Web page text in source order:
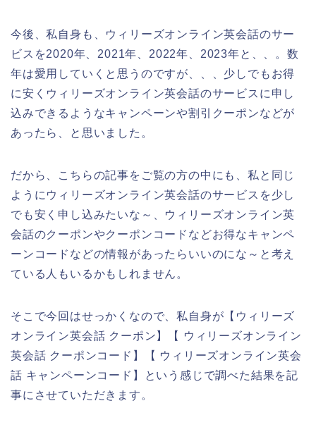
今後、私自身も、ウィリーズオンライン英会話のサー
ビスを2020年、2021年、2022年、2023年と、、。数
年は愛用していくと思うのですが、、、少しでもお得
に安くウィリーズオンライン英会話のサービスに申し
込みできるようなキャンペーンや割引クーポンなどが
あったら、と思いました。
だから、こちらの記事をご覧の方の中にも、私と同じ
ようにウィリーズオンライン英会話のサービスを少し
でも安く申し込みたいな～、ウィリーズオンライン英
会話のクーポンやクーポンコードなどお得なキャンペ
ーンコードなどの情報があったらいいのにな～と考え
ている人もいるかもしれません。
そこで今回はせっかくなので、私自身が【ウィリーズ
オンライン英会話 クーポン】【 ウィリーズオンライン
英会話 クーポンコード】【 ウィリーズオンライン英会
話 キャンペーンコード】という感じで調べた結果を記
事にさせていただきます。